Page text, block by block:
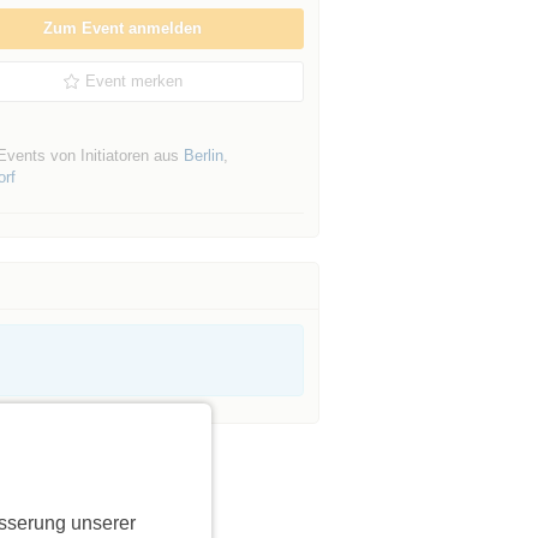
unserer
Zum Event anmelden
Event merken
von Initiatoren aus Berlin,